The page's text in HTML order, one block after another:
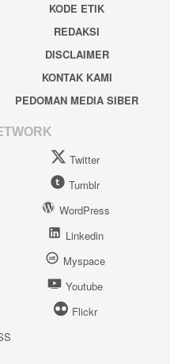
KODE ETIK
REDAKSI
DISCLAIMER
KONTAK KAMI
PEDOMAN MEDIA SIBER
Twitter
Tumblr
WordPress
Linkedin
Myspace
Youtube
Flickr